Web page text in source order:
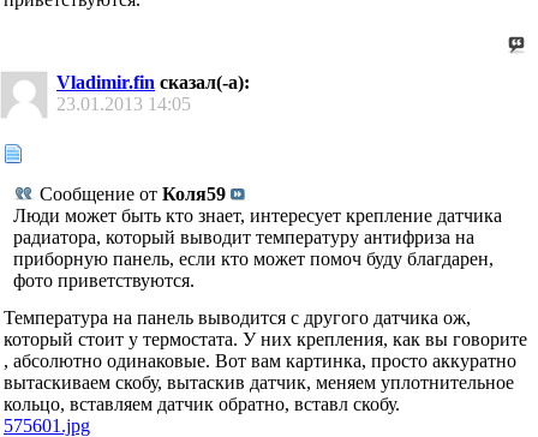
Vladimir.fin сказал(-а):
23.01.2013 14:05
Сообщение от Коля59
Люди может быть кто знает, интересует крепление датчика
радиатора, который выводит температуру антифриза на
приборную панель, если кто может помоч буду благдарен,
фото приветствуются.
Температура на панель выводится с другого датчика ож,
который стоит у термостата. У них крепления, как вы говорите
, абсолютно одинаковые. Вот вам картинка, просто аккуратно
вытаскиваем скобу, вытаскив датчик, меняем уплотнительное
кольцо, вставляем датчик обратно, вставл скобу.
575601.jpg